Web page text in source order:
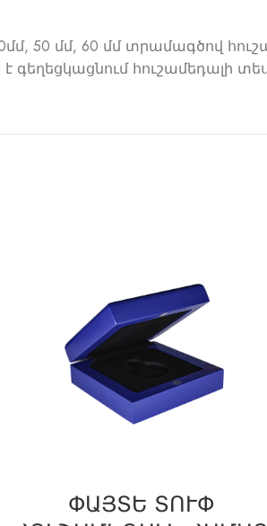
50 մմ, 60 մմ տրամագծով
հուշամեդալի
ՓԱՅՏԵ ՏՈՒՓ